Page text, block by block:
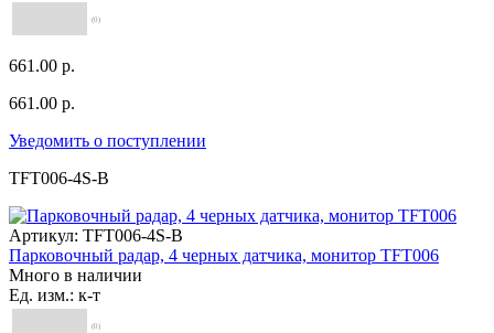
(0)
661.00 р.
661.00 р.
Уведомить о поступлении
TFT006-4S-B
Артикул: TFT006-4S-B
Парковочный радар, 4 черных датчика, монитор TFT006
Много в наличии
Ед. изм.: к-т
(0)